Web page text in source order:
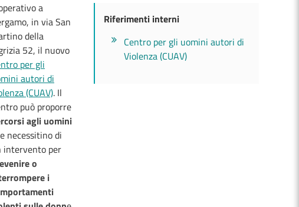
a
in via San
della
52, il nuovo
per gli
autori di
(CUAV). Il
può proporre
agli uomini
necessitino di
intervento per
o
i
Riferimenti interni
Centro per gli uomini autori di
Violenza (CUAV)